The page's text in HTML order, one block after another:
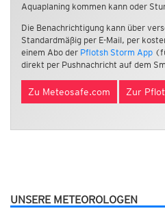
Aquaplaning kommen kann oder
Die Benachrichtigung kann über
Standardmäßig per E-Mail, per
einem Abo der Pflotsh Storm App
direkt per Pushnachricht auf dem
Zu Meteosafe.com Zur
UNSERE METEOROLOGEN